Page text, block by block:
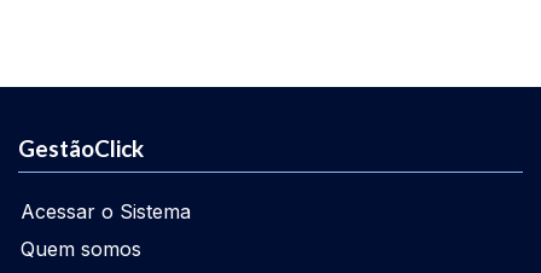
GestãoClick
Acessar o Sistema
Quem somos